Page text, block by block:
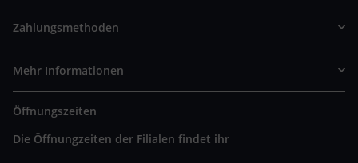
Zahlungsmethoden
Mehr Informationen
Öffnungszeiten
Die Öffnungzeiten der Filialen findet ihr